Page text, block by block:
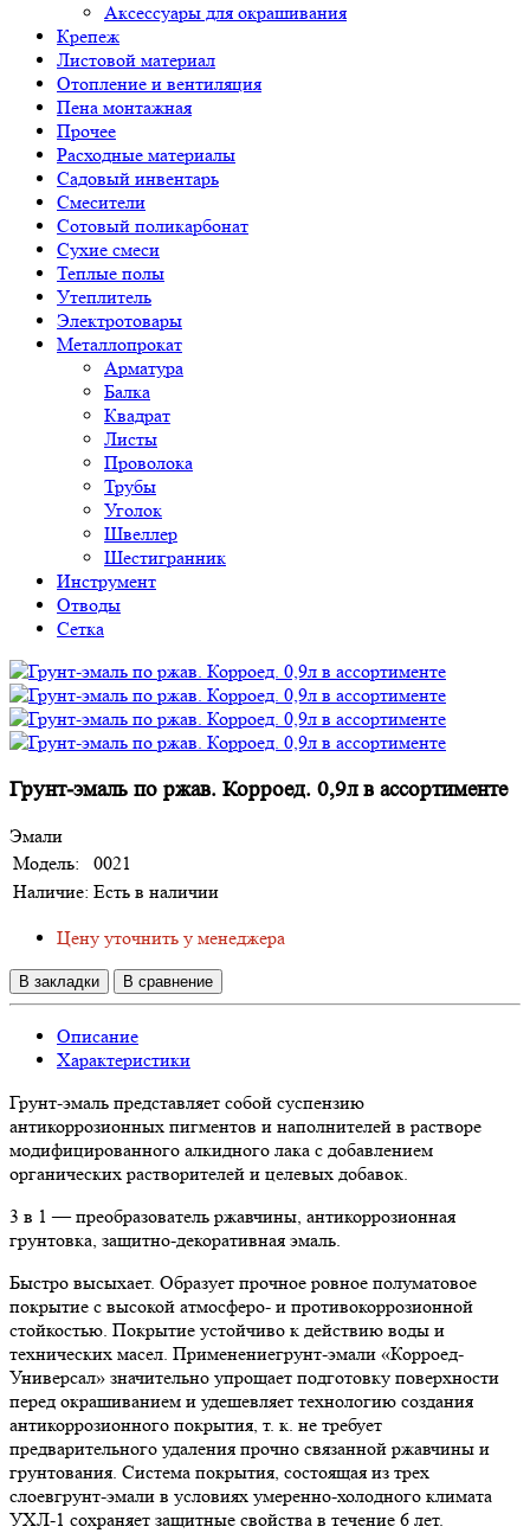
Аксессуары для окрашивания
Крепеж
Листовой материал
Отопление и вентиляция
Пена монтажная
Прочее
Расходные материалы
Садовый инвентарь
Смесители
Сотовый поликарбонат
Сухие смеси
Теплые полы
Утеплитель
Электротовары
Металлопрокат
Арматура
Балка
Квадрат
Листы
Проволока
Трубы
Уголок
Швеллер
Шестигранник
Инструмент
Отводы
Сетка
Грунт-эмаль по ржав. Корроед. 0,9л в ассортименте
Эмали
Модель:
0021
Наличие: Есть в наличии
Цену уточнить у менеджера
В закладки В сравнение
Описание
Характеристики
Грунт-эмаль представляет собой суспензию
антикоррозионных пигментов и наполнителей в растворе
модифицированного алкидного лака с добавлением
органических растворителей и целевых добавок.
3 в 1 — преобразователь ржавчины, антикоррозионная
грунтовка, защитно-декоративная эмаль.
Быстро высыхает. Образует прочное ровное полуматовое
покрытие с высокой атмосферо- и противокоррозионной
стойкостью. Покрытие устойчиво к действию воды и
технических масел. Применениегрунт-эмали «Корроед-
Универсал» значительно упрощает подготовку поверхности
перед окрашиванием и удешевляет технологию создания
антикоррозионного покрытия, т. к. не требует
предварительного удаления прочно связанной ржавчины и
грунтования. Система покрытия, состоящая из трех
слоевгрунт-эмали в условиях умеренно-холодного климата
УХЛ-1 сохраняет защитные свойства в течение 6 лет.